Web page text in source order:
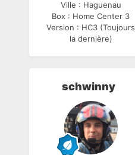
Ville : Haguenau
Box : Home Center 3
Version : HC3 (Toujours
la dernière)
schwinny